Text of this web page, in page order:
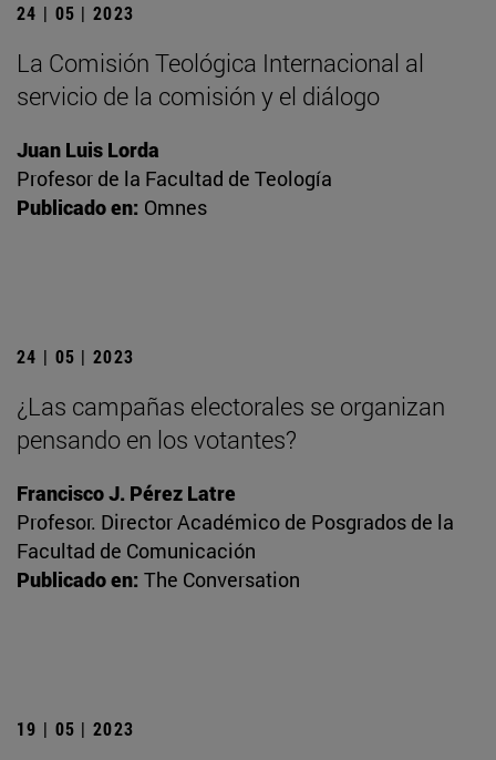
24 | 05 | 2023
La Comisión Teológica Internacional al
servicio de la comisión y el diálogo
Juan Luis Lorda
Profesor de la Facultad de Teología
Publicado en: Omnes
24 | 05 | 2023
¿Las campañas electorales se organizan
pensando en los votantes?
Francisco J. Pérez Latre
Profesor. Director Académico de Posgrados de la
Facultad de Comunicación
Publicado en: The Conversation
19 | 05 | 2023